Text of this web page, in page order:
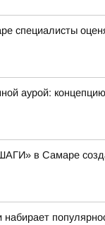
специалисты
аурой:
в Самаре
набирает